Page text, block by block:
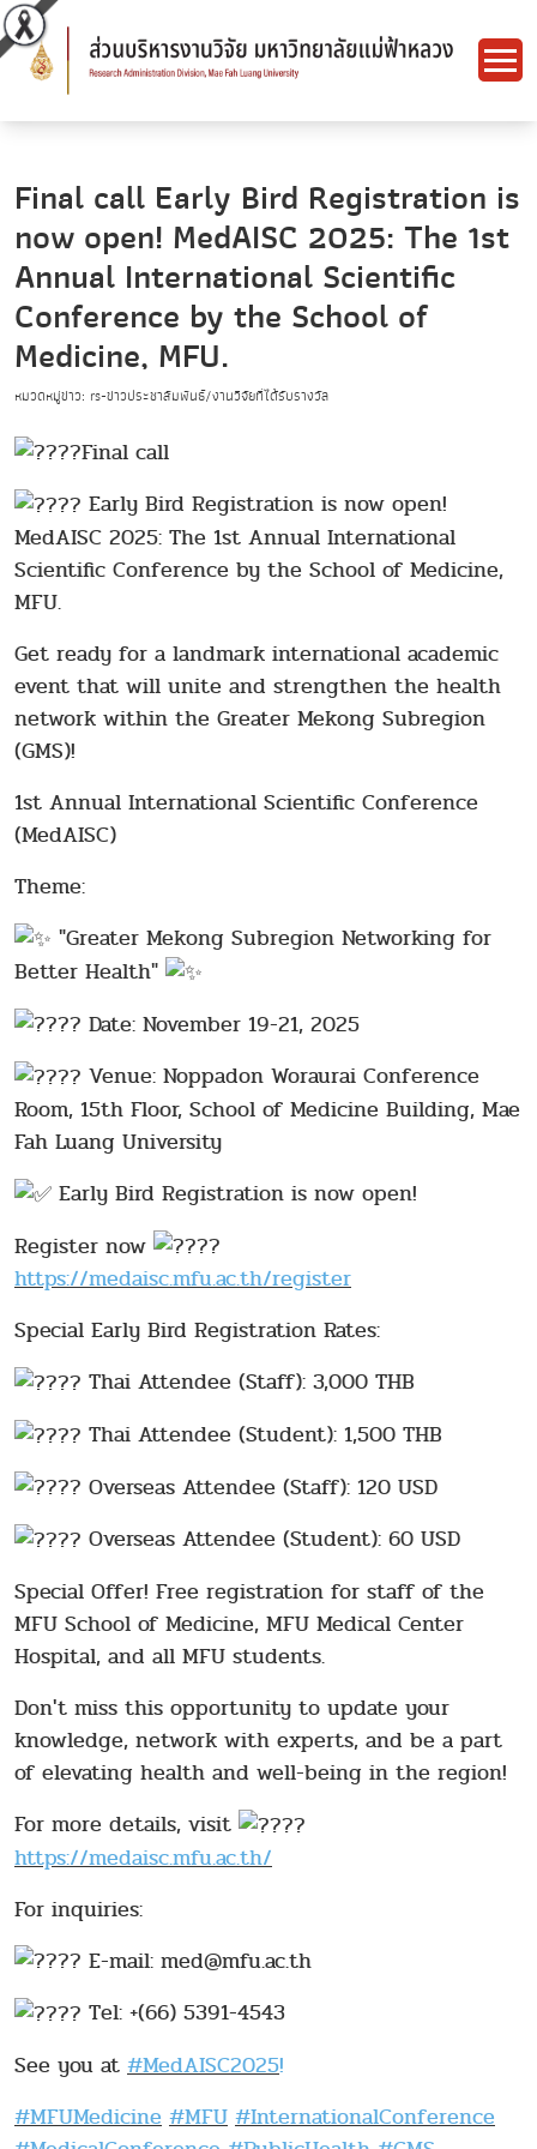
Final call Early Bird Registration is
now open! MedAISC 2025: The 1st
Annual International Scientific
Conference by the School of
Medicine, MFU.
หมวดหมู่ข่าว: rs-ข่าวประชาสัมพันธ์/งานวิจัยที่ได้รับรางวัล
Final call
Early Bird Registration is now open!
MedAISC 2025: The 1st Annual International
Scientific Conference by the School of Medicine,
MFU.
Get ready for a landmark international academic
event that will unite and strengthen the health
network within the Greater Mekong Subregion
(GMS)!
1st Annual International Scientific Conference
(MedAISC)
Theme:
"Greater Mekong Subregion Networking for
Better Health"
Date: November 19-21, 2025
Venue: Noppadon Woraurai Conference
Room, 15th Floor, School of Medicine Building, Mae
Fah Luang University
Early Bird Registration is now open!
Register now
https://medaisc.mfu.ac.th/register
Special Early Bird Registration Rates:
Thai Attendee (Staff): 3,000 THB
Thai Attendee (Student): 1,500 THB
Overseas Attendee (Staff): 120 USD
Overseas Attendee (Student): 60 USD
Special Offer! Free registration for staff of the
MFU School of Medicine, MFU Medical Center
Hospital, and all MFU students.
Don't miss this opportunity to update your
knowledge, network with experts, and be a part
of elevating health and well-being in the region!
For more details, visit
https://medaisc.mfu.ac.th/
For inquiries:
E-mail: med@mfu.ac.th
Tel: +(66) 5391-4543
See you at #MedAISC2025!
#MFUMedicine #MFU #InternationalConference